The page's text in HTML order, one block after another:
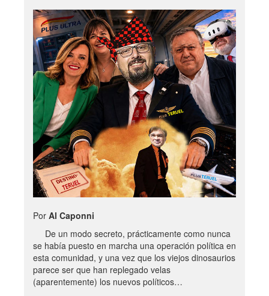
Por Al Caponni
De un modo secreto, prácticamente como nunca
se había puesto en marcha una operación política en
esta comunidad, y una vez que los viejos dinosaurios
parece ser que han replegado velas
(aparentemente) los nuevos políticos…